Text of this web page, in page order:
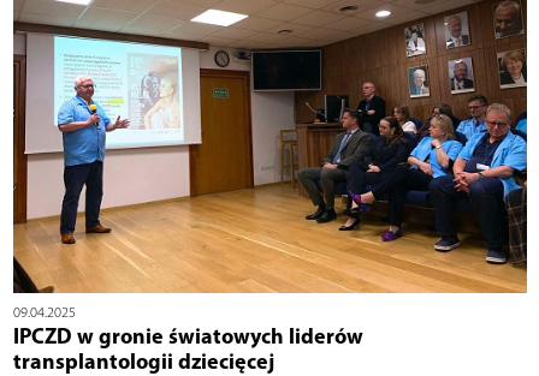
09.04.2025
IPCZD w gronie światowych liderów
transplantologii dziecięcej